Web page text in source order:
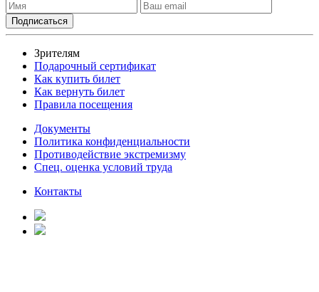
Зрителям
Подарочный сертификат
Как купить билет
Как вернуть билет
Правила посещения
Документы
Политика конфиденциальности
Противодействие экстремизму
Спец. оценка условий труда
Контакты